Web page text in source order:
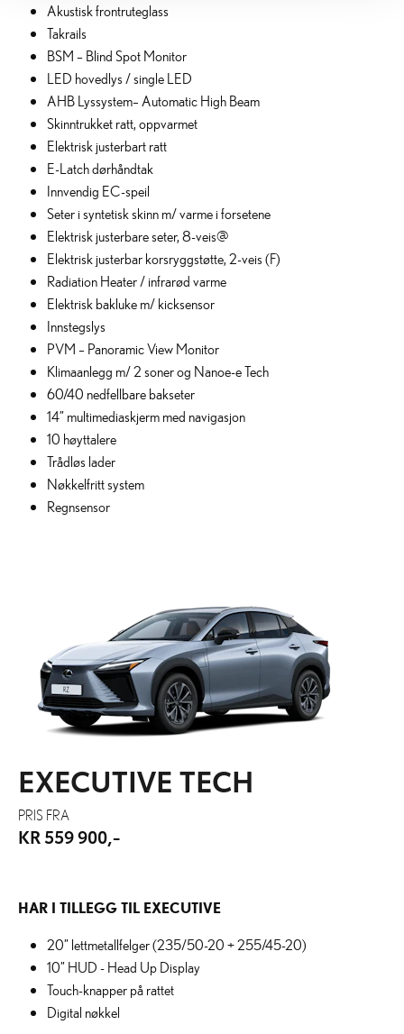
Akustisk frontruteglass
Takrails
BSM – Blind Spot Monitor
LED hovedlys / single LED
AHB Lyssystem– Automatic High Beam
Skinntrukket ratt, oppvarmet
Elektrisk justerbart ratt
E-Latch dørhåndtak
Innvendig EC-speil
Seter i syntetisk skinn m/ varme i forsetene
Elektrisk justerbare seter, 8-veis@
Elektrisk justerbar korsryggstøtte, 2-veis (F)
Radiation Heater / infrarød varme
Elektrisk bakluke m/ kicksensor
Innstegslys
PVM – Panoramic View Monitor
Klimaanlegg m/ 2 soner og Nanoe-e Tech
60/40 nedfellbare bakseter
14” multimediaskjerm med navigasjon
10 høyttalere
Trådløs lader
Nøkkelfritt system
Regnsensor
EXECUTIVE TECH
PRIS FRA
KR 559 900,-
HAR I TILLEGG TIL EXECUTIVE
20” lettmetallfelger (235/50-20 + 255/45-20)
10” HUD - Head Up Display
Touch-knapper på rattet
Digital nøkkel